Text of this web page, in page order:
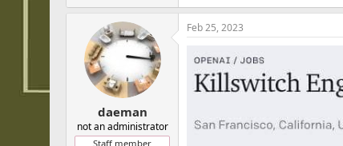
daeman
not an administrator
Staff member
Feb 25, 2023